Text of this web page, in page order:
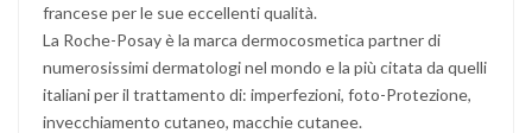
francese per le sue eccellenti qualità.
La Roche-Posay è la marca dermocosmetica partner di
numerosissimi dermatologi nel mondo e la più citata da quelli
italiani per il trattamento di: imperfezioni, foto-Protezione,
invecchiamento cutaneo, macchie cutanee.